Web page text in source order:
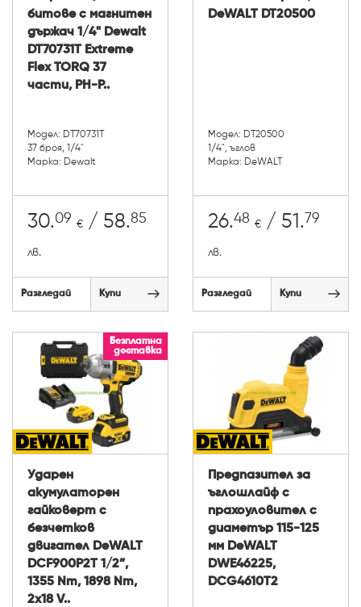
битове с магнитен
държач 1/4" Dewalt
DT70731T Extreme
Flex TORQ 37
части, PH-P..
Модел: DT70731T
37 броя, 1/4"
Марка: Dewalt
30.09 € / 58.85
лв.
Разгледай Купи
DeWALT DT20500
Модел: DT20500
1/4", ъглов
Марка: DeWALT
26.48 € / 51.79
лв.
Разгледай Купи
Безплатна
доставка
Ударен
акумулаторен
гайковерт с
безчетков
двигател DeWALT
DCF900P2T 1/2”,
1355 Nm, 1898 Nm,
2x18 V..
Предпазител за
ъглошлайф с
прахоуловител с
диаметър 115-125
мм DeWALT
DWE46225,
DCG4610T2